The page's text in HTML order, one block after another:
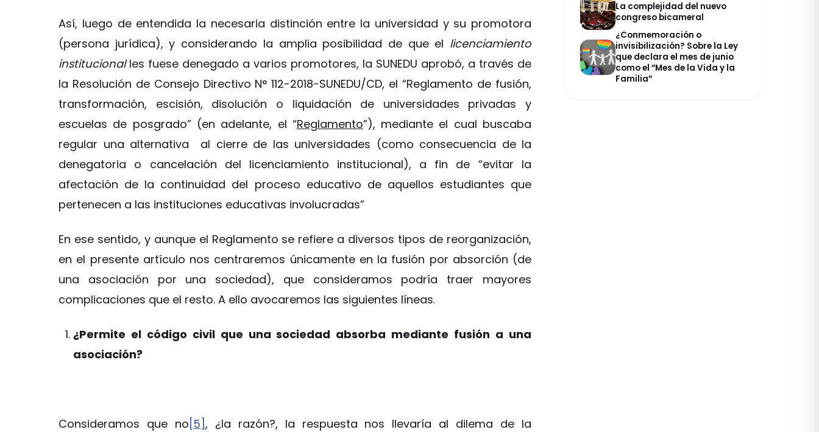
Así, luego de entendida la necesaria distinción entre la universidad y su promotora
(persona jurídica), y considerando la amplia posibilidad de que el licenciamiento
institucionalles fuese denegado a varios promotores, la SUNEDU aprobó, a través de
la Resolución de Consejo Directivo N° 112-2018-SUNEDU/CD, el “Reglamento de fusión,
transformación, escisión, disolución o liquidación de universidades privadas y
escuelas de posgrado” (en adelante, el “Reglamento”), mediante el cual buscaba
regular una alternativa al cierre de las universidades (como consecuencia de la
denegatoria o cancelación del licenciamiento institucional), a fin de “evitar la
afectación de la continuidad del proceso educativo de aquellos estudiantes que
pertenecen a las instituciones educativas involucradas”
En ese sentido, y aunque el Reglamento se refiere a diversos tipos de reorganización,
en el presente artículo nos centraremos únicamente en la fusión por absorción (de
una asociación por una sociedad), que consideramos podría traer mayores
complicaciones que el resto. A ello avocaremos las siguientes líneas.
¿Permite el código civil que una sociedad absorba mediante fusión a una
asociación?
Consideramos que no [5], ¿la razón?, la respuesta nos llevaría al dilema de la
La complejidad del nuevo
congreso bicameral
¿Conmemoración o
invisibilización? Sobre la Ley
que declara el mes de junio
como el “Mes de la Vida y la
Familia”